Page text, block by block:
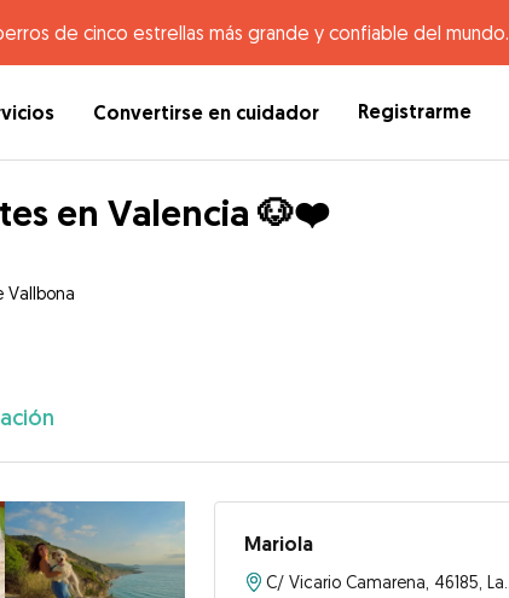
de cinco estrellas más grande y confiable del mundo.
Convertirse en cuidador Registrarme
en Valencia 🐶❤️
Vallbona
Mariola